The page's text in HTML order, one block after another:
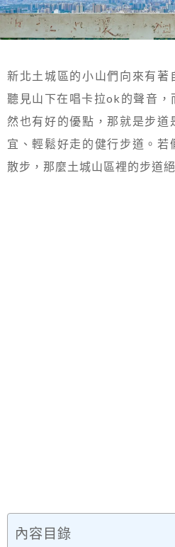
新北土城區的小山們向來有著
聽見山下在唱卡拉ok的聲音，
然也有好的優點，那就是步
宜、輕鬆好走的健行步道。若
散步，那麼土城山區裡的步道
內容目錄